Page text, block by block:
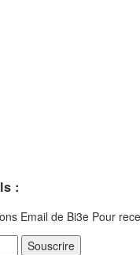
:
Email de Bi3e Pour